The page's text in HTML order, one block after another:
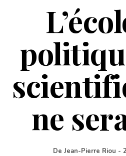
ne
De Jean-Pierre Riou -